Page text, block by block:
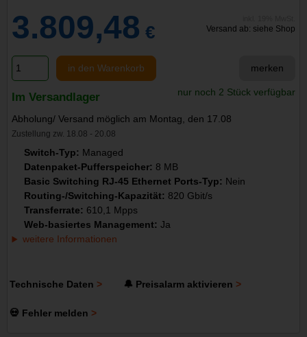
3.809,48 € Versand ab: siehe Shop
in den Warenkorb merken
Im Versandlager nur noch 2 Stück verfügbar
Abholung/ Versand möglich am Montag, den 17.08
Zustellung zw. 18.08 - 20.08
Switch-Typ: Managed
Datenpaket-Pufferspeicher: 8 MB
Basic Switching RJ-45 Ethernet Ports-Typ: Nein
Routing-/Switching-Kapazität: 820 Gbit/s
Transferrate: 610,1 Mpps
Web-basiertes Management: Ja
weitere Informationen
Technische Daten 🔔 Preisalarm aktivieren
💀 Fehler melden